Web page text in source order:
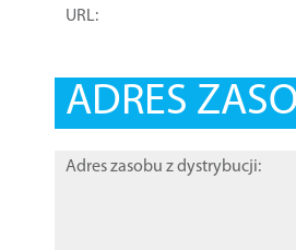
URL:
ADRES
Adres zasobu z dystrybucji: